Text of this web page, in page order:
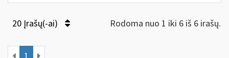
20 Įrašų(-ai) Rodoma nuo 1 iki 6 iš 6 irašų.